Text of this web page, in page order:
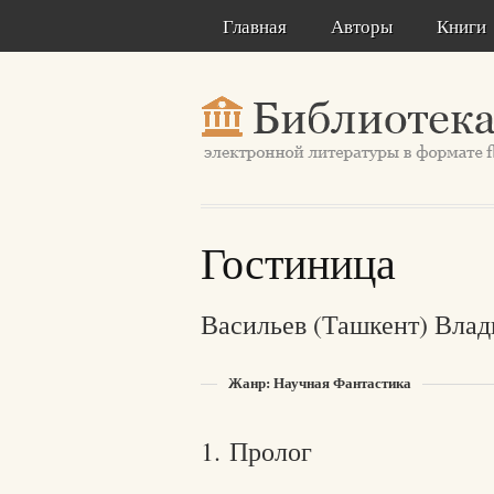
Главная Авторы Книги
Гостиница
Васильев (Ташкент)
Жанр: Научная Фантастика
1. Пролог